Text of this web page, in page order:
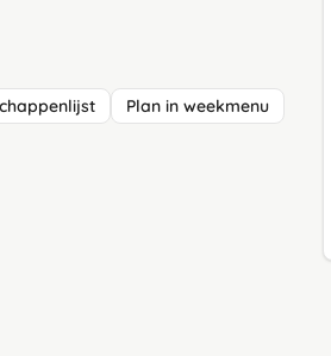
Plan in weekmenu